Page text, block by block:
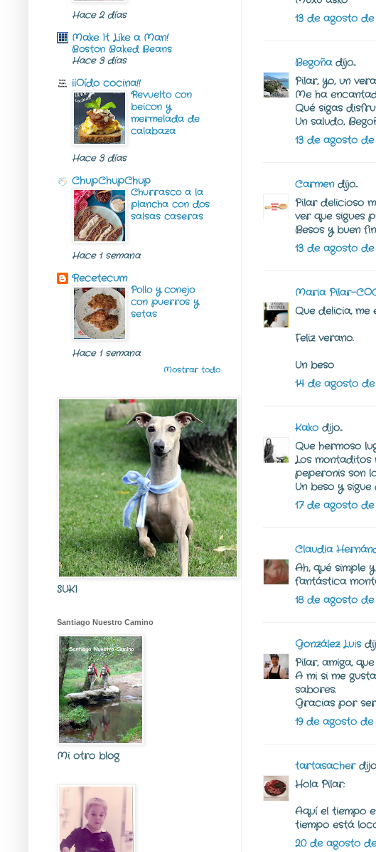
13 de agosto de
Begoñadijo...
Pilar, yo, un
Me ha
Qué sigas
Un saludo,
13 de agosto de
Carmendijo...
Pilar delicioso
ver que sigues
Besos y buen
13 de agosto de
Maria Pilar-
Que delicia,
Feliz verano.
Un beso
14 de agosto de
Kako dijo...
Que hermoso
Los montaditos
peperonis son
Un beso y
17 de agosto de
Claudia
Ah, qué simple
fantástica
18 de agosto de
González Luis
Pilar, amiga,
A mi si me
sabores.
Gracias por
19 de agosto de
tartasacher
Hola Pilar:
Aquí el tiempo
tiempo está
20 de agosto de
Hace 2 días
Make It Like a Man!
Boston Baked Beans
Hace 3 días
¡¡Oído cocina!!
Revuelto con
beicon y
mermelada de
calabaza
Hace 3 días
ChupChupChup
Churrasco a la
plancha con dos
salsas caseras
Hace 1 semana
Recetecum
Pollo y conejo
con puerros y
setas
Hace 1 semana
Mostrar todo
SUKI
Santiago Nuestro Camino
Mi otro blog